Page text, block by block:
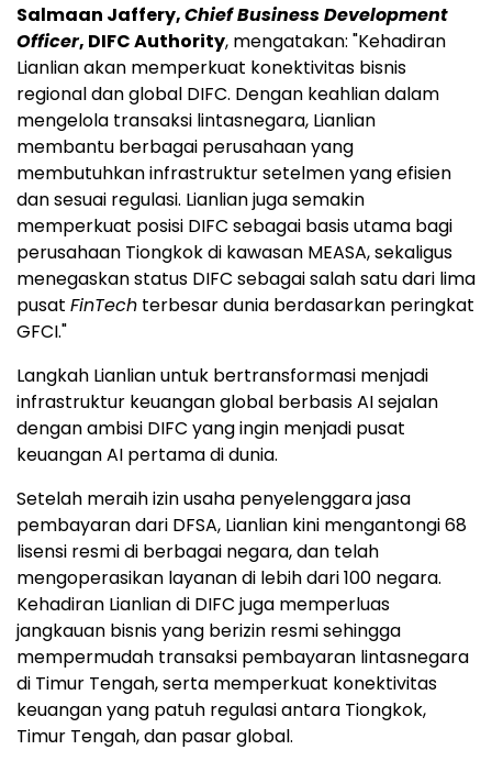
Salmaan Jaffery,Chief Business Development
Officer, DIFC Authority, mengatakan: "Kehadiran
Lianlian akan memperkuat konektivitas bisnis
regional dan global DIFC. Dengan keahlian dalam
mengelola transaksi lintasnegara, Lianlian
membantu berbagai perusahaan yang
membutuhkan infrastruktur setelmen yang efisien
dan sesuai regulasi. Lianlian juga semakin
memperkuat posisi DIFC sebagai basis utama bagi
perusahaan Tiongkok di kawasan MEASA, sekaligus
menegaskan status DIFC sebagai salah satu dari lima
pusat FinTech terbesar dunia berdasarkan peringkat
GFCI."
Langkah Lianlian untuk bertransformasi menjadi
infrastruktur keuangan global berbasis AI sejalan
dengan ambisi DIFC yang ingin menjadi pusat
keuangan AI pertama di dunia.
Setelah meraih izin usaha penyelenggara jasa
pembayaran dari DFSA, Lianlian kini mengantongi 68
lisensi resmi di berbagai negara, dan telah
mengoperasikan layanan di lebih dari 100 negara.
Kehadiran Lianlian di DIFC juga memperluas
jangkauan bisnis yang berizin resmi sehingga
mempermudah transaksi pembayaran lintasnegara
di Timur Tengah, serta memperkuat konektivitas
keuangan yang patuh regulasi antara Tiongkok,
Timur Tengah, dan pasar global.